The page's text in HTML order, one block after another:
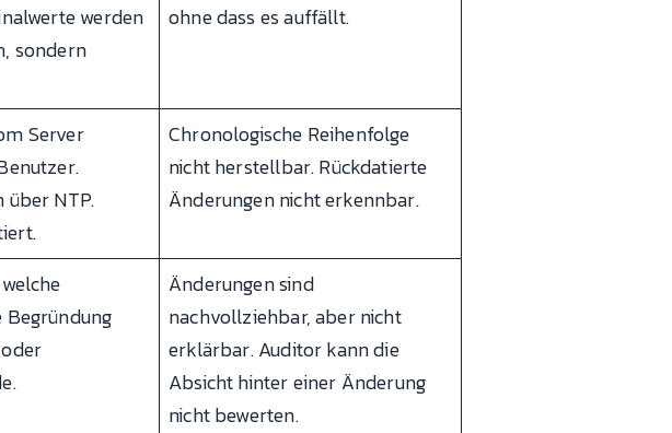
werden
sondern
ohne dass es auffällt.
Server
NTP.
Chronologische Reihenfolge
nicht herstellbar. Rückdatierte
Änderungen nicht erkennbar.
Änderungen sind
nachvollziehbar, aber nicht
erklärbar. Auditor kann die
Absicht hinter einer Änderung
nicht bewerten.